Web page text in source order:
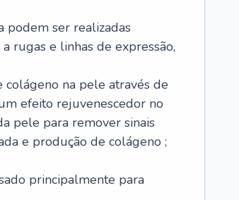
podem ser realizadas
rugas e linhas de expressão,
na pele através de
efeito rejuvenescedor no
pele para remover sinais
e produção de colágeno ;
principalmente para